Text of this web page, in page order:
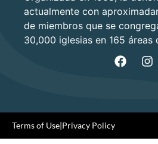
actualmente con
de miembros que se
30,000 iglesias en 165 áreas
Terms of Use|Privacy Policy